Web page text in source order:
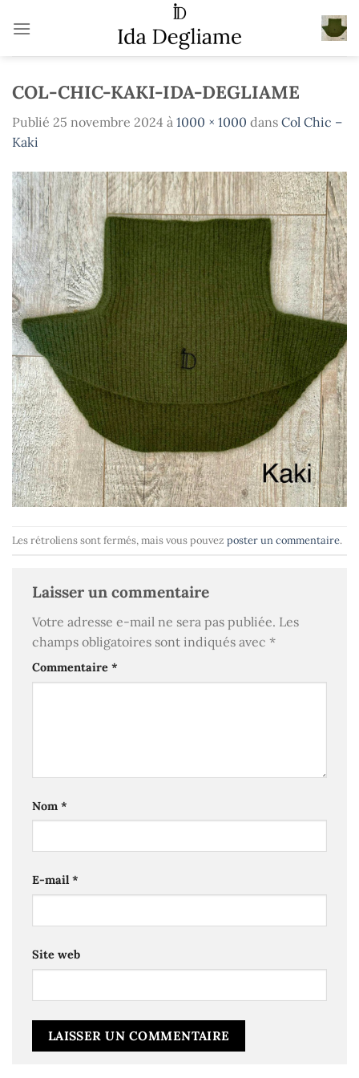
COL-CHIC-KAKI-IDA-DEGLIAME
Publié 25 novembre 2024 à 1000 × 1000 dans Col Chic –
Kaki
Les rétroliens sont fermés, mais vous pouvez poster un commentaire.
Laisser un commentaire
Votre adresse e-mail ne sera pas publiée. Les
champs obligatoires sont indiqués avec *
Commentaire *
Nom *
E-mail*
Site web